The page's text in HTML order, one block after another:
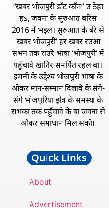
“खबर भोजपुरी डॉट कॉम” उ ठेहा
हs, जवना के सुरुआत बरिस
2016 में भइल। सुरुआत के बेरे से
‘खबर भोजपुरी’ हर खबर रउआ
सभन तक राउरे भाषा ‘भोजपुरी’ में
पहुँचावे खातिर समर्पित रहल बा।
हमनी के उद्देश्य भोजपुरी भाषा के
ओकर मान-सम्मान दिलावे के संगे-
संगे भोजपुरिया झेत्र के समस्या के
सभका तक पहुँचावे के बा जवना से
ओकर समाधान मिल सको।
Quick Links
About
Advertisement